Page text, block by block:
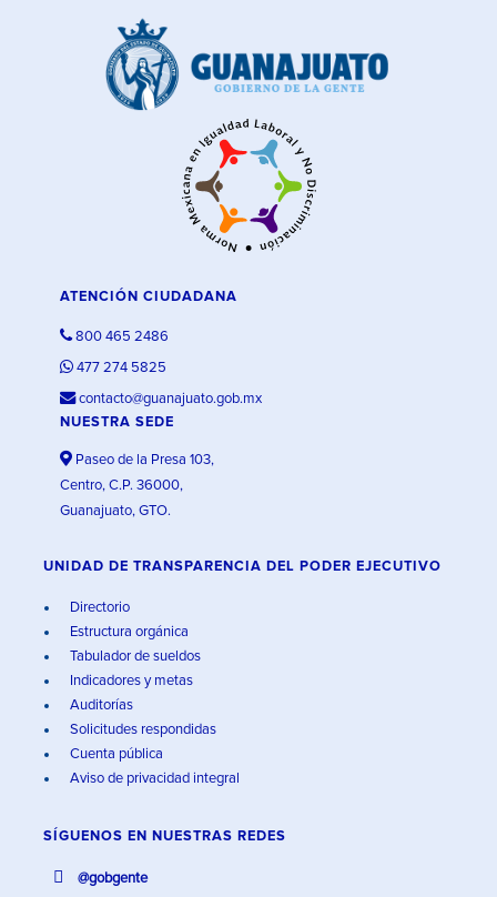
ATENCIÓN CIUDADANA
800 465 2486
477 274 5825
contacto@guanajuato.gob.mx
NUESTRA SEDE
Paseo de la Presa 103,
Centro, C.P. 36000,
Guanajuato, GTO.
UNIDAD DE TRANSPARENCIA DEL PODER EJECUTIVO
Directorio
Estructura orgánica
Tabulador de sueldos
Indicadores y metas
Auditorías
Solicitudes respondidas
Cuenta pública
Aviso de privacidad integral
SÍGUENOS EN NUESTRAS REDES
@gobgente